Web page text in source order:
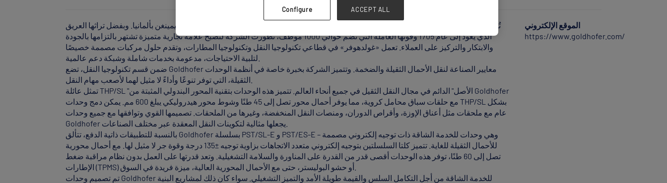
تُعد «غولدهوفر» شركة مصنعة معترف بها عالميًا في مجال حلول النقل، ويقع مقرها الرئيسي في مدينة ميمينغن بألمانيا. وبفضل تراثها العريق
الذي يعود إلى عام 1705 وقوتها العاملة التي تضم حوالي 1000 موظف، تطورت الشركة لتصبح علامة تجارية متميزة تشتهر بالتزامها بالجودة
والابتكار والتركيز على العملاء. تعمل «غولدهوفر» في قطاعي تكنولوجيا النقل وتكنولوجيا المطارات، وتقدم حلول مركبات مصممة خصيصًا
ضمن قسم تكنولوجيا النقل، تضع Goldhofer معايير الصناعة لنقل الأحمال الثقيلة والضخمة. وتتميز الشركة بخبرة خاصة في أنظمة الوحدات
تمثل عائلة THP/SL "الأصل" الدائم في مجال النقل الثقيل في جميع أنحاء العالم. تتميز هذه الوحدات بتقنية المحور البندولي المثبتة من Goldhofer
مع حلقات سباق محامل كروية، مما يوفر أحمال محور تصل إلى 45 طنًا وشوط محور هيدروليكي يبلغ 600 مم. يمكن دمج وحدات THP/SL بشكل
عام مع ملحقات مثل أعناق الإوزة، وأقراص الدوران، ومنصات النقل المنخفضة، وغيرها من الملحقات. تصميمها القوي وتوافقها مع جميع وحدات
بالنسبة للتطبيقات ذاتية الدفع، تتألق Goldhofer بسلسلة PST/SL-E و PST/ES-E – وهي وحدات للخدمة الشاقة ذات توجيه إلكتروني مصممة
للأحمال الثقيلة للغاية. تتميز كلتا السلسلتين بتوجيه إلكتروني متعدد الاتجاهات بزاوية توجيه ±135 درجة وقوة جر لا مثيل لها. مع أحمال محورية
تصل إلى 60 طنًا، توفر هذه الوحدات أقصى قدر من القدرة على المناورة والسلامة التشغيلية. وتعد قدرتها على العمل بدون نظام مراقبة ضغط
تم تصميم وحدات Goldhofer للخدمة الشاقة من أجل التكامل السلس والقيمة طويلة الأمد والتميز التشغيلي. سواء كان ذلك لمشاريع البنية
الموقع الإلكتروني
https://www.goldhofer.com/
Configure ACCEPT ALL